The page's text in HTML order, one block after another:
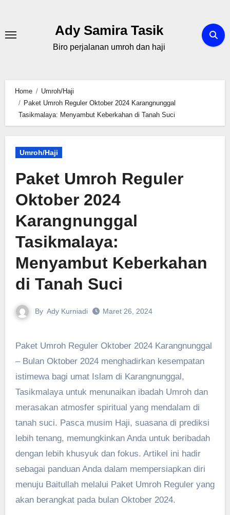
content
Ady Samira Tasik
Biro perjalanan umroh dan haji
Home
Umroh/Haji
Paket Umroh Reguler Oktober 2024 Karangnunggal
Tasikmalaya: Menyambut Keberkahan di Tanah Suci
Umroh/Haji
Paket Umroh Reguler
Oktober 2024
Karangnunggal
Tasikmalaya:
Menyambut Keberkahan
di Tanah Suci
By Ady Kurniadi Maret 26, 2024
Paket Umroh Reguler Oktober 2024 Karangnunggal
– Bulan Oktober 2024 menghadirkan kesempatan
istimewa bagi umat Islam di Karangnunggal,
Tasikmalaya untuk menunaikan ibadah Umroh dan
merasakan atmosfer spiritual yang mendalam di
tanah suci. Pasca musim Haji, suasana di prediksi
lebih tenang, memungkinkan Anda untuk beribadah
dengan lebih khusyuk dan fokus. Artikel ini hadir
sebagai panduan Anda dalam mempersiapkan diri
menuju Baitullah melalui Paket Umroh Reguler yang
akan berangkat pada bulan Oktober 2024.